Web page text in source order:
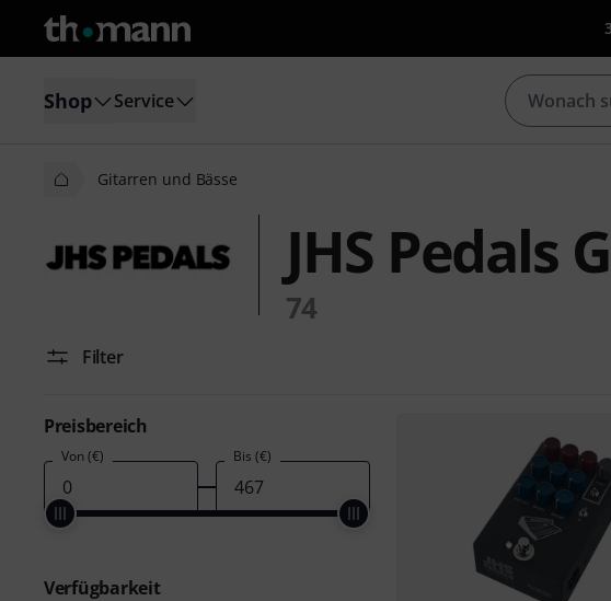
Shop Service
Gitarren und Bässe
JHS Pedals
74
Filter
Preisbereich
Von (€) Bis (€)
Verfügbarkeit